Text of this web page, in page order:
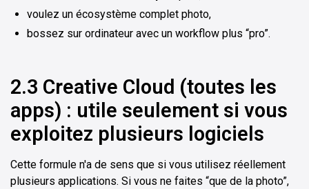
voulez un écosystème complet photo,
bossez sur ordinateur avec un workflow plus “pro”.
2.3 Creative Cloud (toutes les
apps) : utile seulement si vous
exploitez plusieurs logiciels
Cette formule n'a de sens que si vous utilisez réellement
plusieurs applications. Si vous ne faites “que de la photo”,